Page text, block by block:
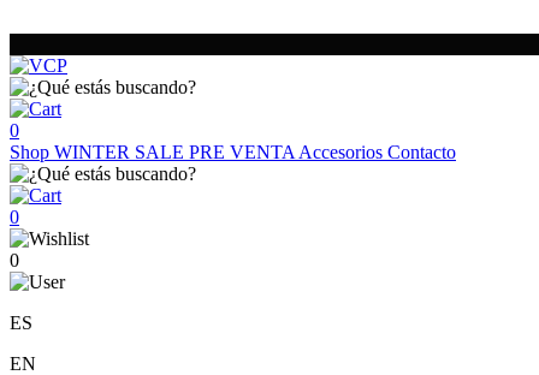
0
Shop WINTER SALE PRE VENTA Accesorios Contacto
0
0
ES
EN